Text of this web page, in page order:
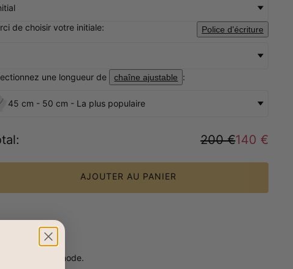
de choisir votre initiale:
Police d'écriture
une longueur de chaîne ajustable :
45 cm - 50 cm - La plus populaire
: 200 €140 €
AJOUTER AU PANIER
et à la mode.